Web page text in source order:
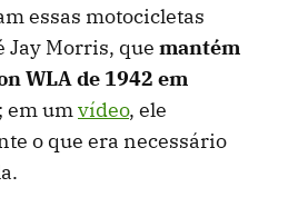
essas motocicletas
Jay Morris, que mantém
WLA de 1942 em
; em umvídeo, ele
o que era necessário